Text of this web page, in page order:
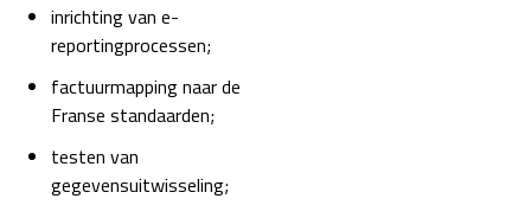
inrichting van e-
reportingprocessen;
factuurmapping naar de
Franse standaarden;
testen van
gegevensuitwisseling;